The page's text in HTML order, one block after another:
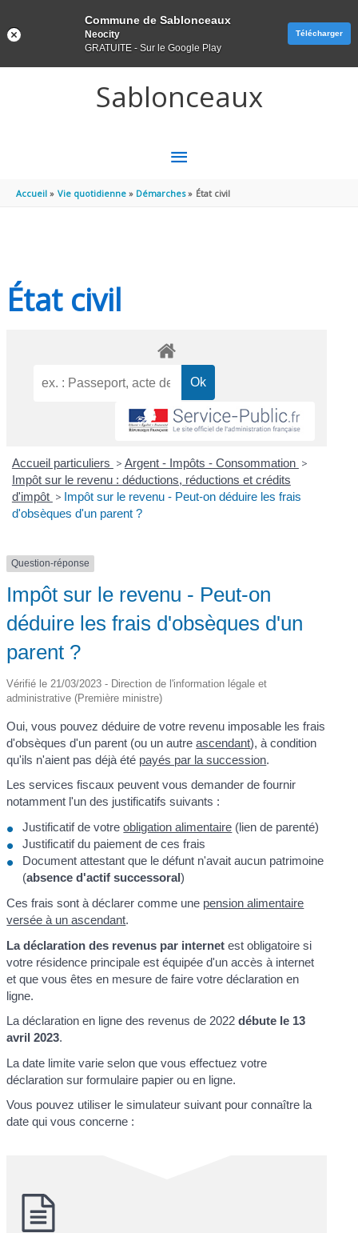
Sablonceaux
MENU
PRINCIPAL
Accueil Vie quotidienne Démarches État civil
État civil
Accueil particuliers > Argent - Impôts - Consommation >
Impôt sur le revenu : déductions, réductions et crédits
d'impôt > Impôt sur le revenu - Peut-on déduire les frais
d'obsèques d'un parent ?
Question-réponse
Impôt sur le revenu - Peut-on
déduire les frais d'obsèques d'un
parent ?
Vérifié le 21/03/2023 - Direction de l'information légale et
administrative (Première ministre)
Oui, vous pouvez déduire de votre revenu imposable les frais
d'obsèques d'un parent (ou un autreascendant), à condition
qu'ils n'aient pas déjà été payés par la succession.
Les services fiscaux peuvent vous demander de fournir
notamment l'un des justificatifs suivants :
Justificatif de votreobligation alimentaire (lien de parenté)
Justificatif du paiement de ces frais
Document attestant que le défunt n'avait aucun patrimoine
(absence d'actif successoral)
Ces frais sont à déclarer comme une pension alimentaire
versée à un ascendant.
La déclaration des revenus par internet est obligatoire si
votre résidence principale est équipée d'un accès à internet
et que vous êtes en mesure de faire votre déclaration en
ligne.
La déclaration en ligne des revenus de 2022débute le 13
avril 2023.
La date limite varie selon que vous effectuez votre
déclaration sur formulaire papier ou en ligne.
Vous pouvez utiliser le simulateur suivant pour connaître la
date qui vous concerne :
Commune de Sablonceaux
Neocity
GRATUITE - Sur le Google Play
Télécharger